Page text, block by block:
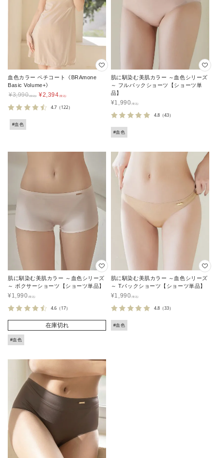
血色カラー ペチコート《BRAmone
Basic Volume+》
¥3,990 ¥2,394
4.7 （122）
#血色
肌に馴染む美肌カラー ～血色シリーズ
～ フルバックショーツ【ショーツ単
品】
¥1,990
4.8（43）
#血色
肌に馴染む美肌カラー ～血色シリーズ
～ ボクサーショーツ【ショーツ単品】
¥1,990
4.6 （17）
在庫切れ
#血色
肌に馴染む美肌カラー ～血色シリーズ
～ Tバックショーツ【ショーツ単品】
¥1,990
4.8（33）
#血色